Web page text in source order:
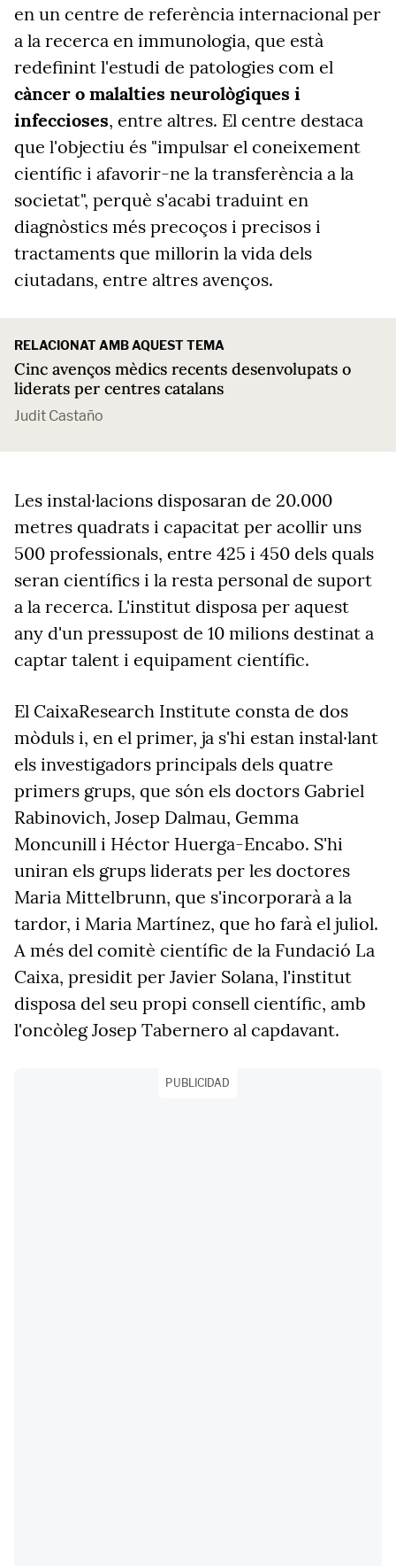
en un centre de referència internacional per
a la recerca en immunologia, que està
redefinint l'estudi de patologies com el
càncer o malalties neurològiques i
infeccioses, entre altres. El centre destaca
que l'objectiu és "impulsar el coneixement
científic i afavorir-ne la transferència a la
societat", perquè s'acabi traduint en
diagnòstics més precoços i precisos i
tractaments que millorin la vida dels
ciutadans, entre altres avenços.
RELACIONAT AMB AQUEST TEMA
Cinc avenços mèdics recents desenvolupats o
liderats per centres catalans
Judit Castaño
Les instal·lacions disposaran de 20.000
metres quadrats i capacitat per acollir uns
500 professionals, entre 425 i 450 dels quals
seran científics i la resta personal de suport
a la recerca. L'institut disposa per aquest
any d'un pressupost de 10 milions destinat a
captar talent i equipament científic.
El CaixaResearch Institute consta de dos
mòduls i, en el primer, ja s'hi estan instal·lant
els investigadors principals dels quatre
primers grups, que són els doctors Gabriel
Rabinovich, Josep Dalmau, Gemma
Moncunill i Héctor Huerga-Encabo. S'hi
uniran els grups liderats per les doctores
Maria Mittelbrunn, que s'incorporarà a la
tardor, i Maria Martínez, que ho farà el juliol.
A més del comitè científic de la Fundació La
Caixa, presidit per Javier Solana, l'institut
disposa del seu propi consell científic, amb
l'oncòleg Josep Tabernero al capdavant.
PUBLICIDAD